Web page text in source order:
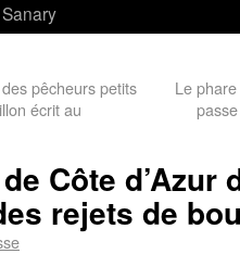
Sanary
pêcheurs petits
écrit au
Le
Côte d’Azur
rejets de